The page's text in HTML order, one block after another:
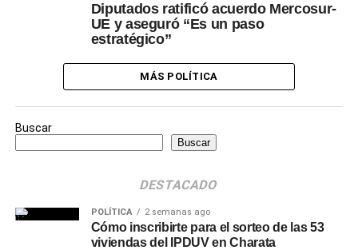
Diputados ratificó acuerdo Mercosur-
UE y aseguró “Es un paso
estratégico”
MÁS POLÍTICA
Buscar
Buscar
DESTACADO
POLÍTICA 2 semanas ago
Cómo inscribirte para el sorteo de las 53
viviendas del IPDUV en Charata